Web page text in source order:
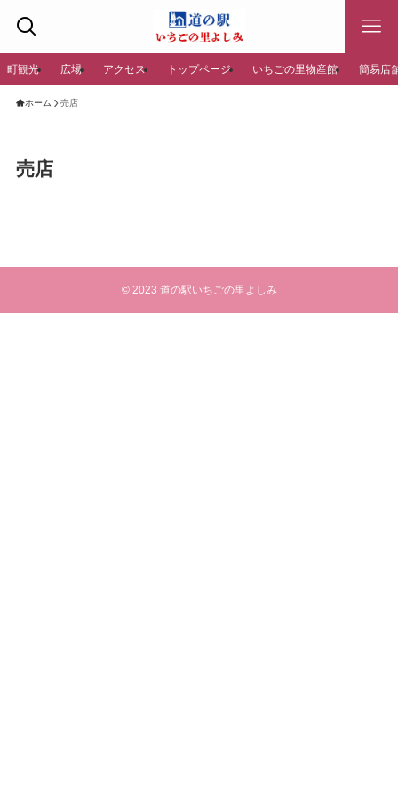
町観光 広場 アクセス トップページ いちごの里物産館 簡易店
ホーム 売店
売店
©2023 道の駅いちごの里よしみ